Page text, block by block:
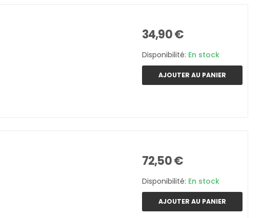
34,90 €
Disponibilité: En stock
AJOUTER AU PANIER
72,50 €
Disponibilité: En stock
AJOUTER AU PANIER